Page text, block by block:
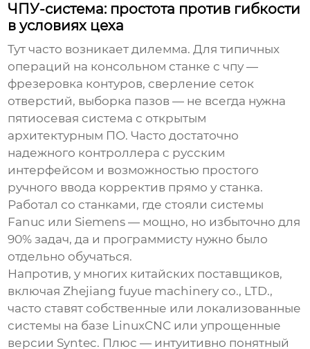
ЧПУ-система: простота против гибкости
в условиях цеха
Тут часто возникает дилемма. Для типичных
операций на консольном станке с чпу —
фрезеровка контуров, сверление сеток
отверстий, выборка пазов — не всегда нужна
пятиосевая система с открытым
архитектурным ПО. Часто достаточно
надежного контроллера с русским
интерфейсом и возможностью простого
ручного ввода корректив прямо у станка.
Работал со станками, где стояли системы
Fanuc или Siemens — мощно, но избыточно для
90% задач, да и программисту нужно было
отдельно обучаться.
Напротив, у многих китайских поставщиков,
включая Zhejiang fuyue machinery co., LTD.,
часто ставят собственные или локализованные
системы на базе LinuxCNC или упрощенные
версии Syntec. Плюс — интуитивно понятный